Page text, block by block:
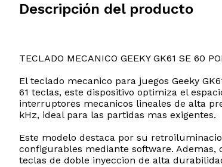
Descripción del producto
TECLADO MECANICO GEEKY GK61 SE 60
El teclado mecanico para juegos Geeky
61 teclas, este dispositivo optimiza el
interruptores mecanicos lineales de alta
kHz, ideal para las partidas mas exigentes.
Este modelo destaca por su
configurables mediante software.
teclas de doble inyeccion de alta